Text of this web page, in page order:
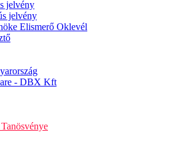
jelvény
jelvény
Elismerő Oklevél
- DBX Kft